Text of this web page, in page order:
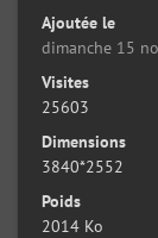
Ajoutée le
dimanche 15
Visites
25603
Dimensions
3840*2552
Poids
2014 Ko